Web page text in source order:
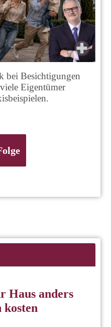
bei Besichtigungen
Eigentümer
Haus anders
kosten